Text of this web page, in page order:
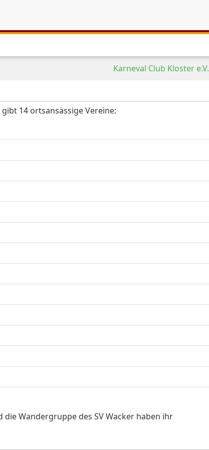
Karneval Club Kloster e.V.
14 ortsansässige Vereine:
Wandergruppe des SV Wacker haben ihr